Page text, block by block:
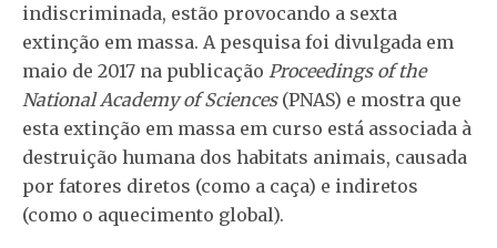
indiscriminada, estão provocando a sexta
extinção em massa. A pesquisa foi divulgada em
maio de 2017 na publicação Proceedings of the
National Academy of Sciences(PNAS) e mostra que
esta extinção em massa em curso está associada à
destruição humana dos habitats animais, causada
por fatores diretos (como a caça) e indiretos
(como o aquecimento global).